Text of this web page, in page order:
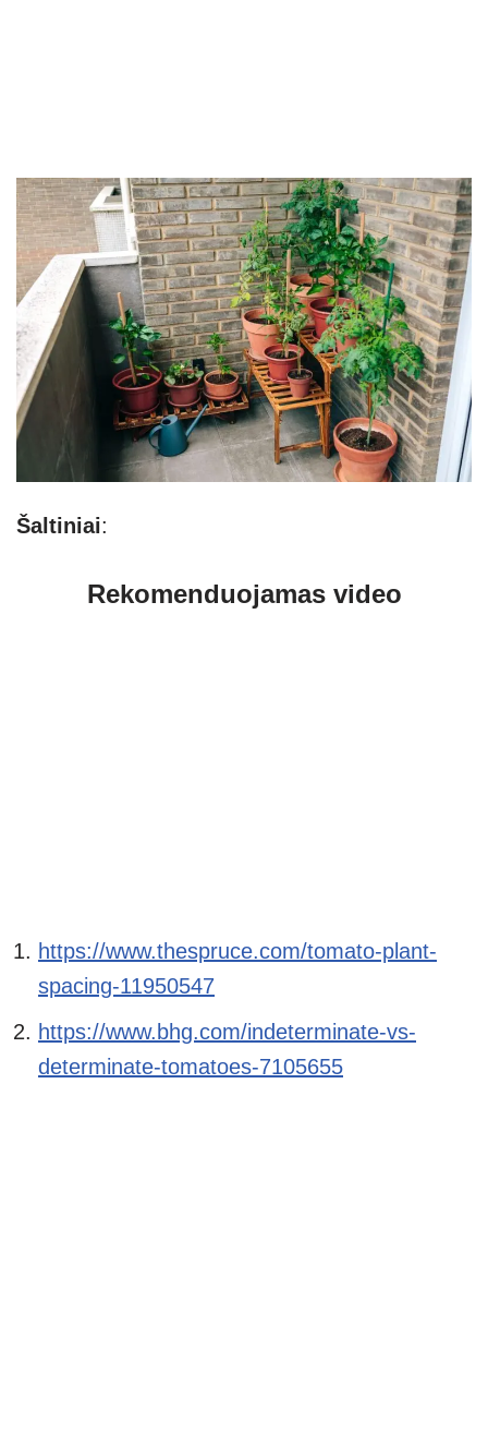
Šaltiniai:
Rekomenduojamas video
https://www.thespruce.com/tomato-plant-
spacing-11950547
https://www.bhg.com/indeterminate-vs-
determinate-tomatoes-7105655